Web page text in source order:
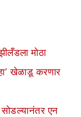
मोठा
खेळाडू करणार
एन